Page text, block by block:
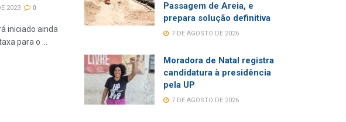
2023 0
iniciado ainda
para o ...
Passagem de Areia, e
prepara solução definitiva
7 DE AGOSTO DE 2026
Moradora de Natal registra
candidatura à presidência
pela UP
7 DE AGOSTO DE 2026